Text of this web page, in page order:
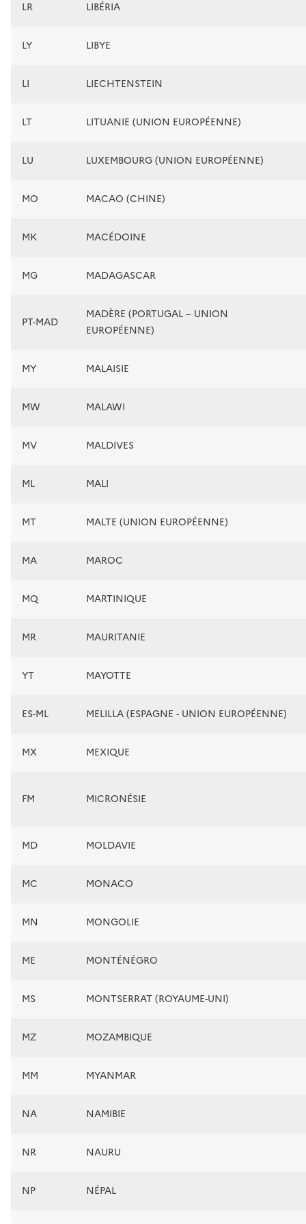
LR LIBÉRIA
LY LIBYE
LI LIECHTENSTEIN
LT LITUANIE (UNION EUROPÉENNE)
LU LUXEMBOURG (UNION EUROPÉENNE)
MO MACAO (CHINE)
MK MACÉDOINE
MG MADAGASCAR
PT-MAD
MADÈRE (PORTUGAL – UNION
EUROPÉENNE)
MY MALAISIE
MW MALAWI
MV MALDIVES
ML MALI
MT MALTE (UNION EUROPÉENNE)
MA MAROC
MQ MARTINIQUE
MR MAURITANIE
YT MAYOTTE
ES-ML MELILLA (ESPAGNE - UNION EUROPÉENNE)
MX MEXIQUE
FM MICRONÉSIE
MD MOLDAVIE
MC MONACO
MN MONGOLIE
ME MONTÉNÉGRO
MS MONTSERRAT (ROYAUME-UNI)
MZ MOZAMBIQUE
MM MYANMAR
NA NAMIBIE
NR NAURU
NP NÉPAL